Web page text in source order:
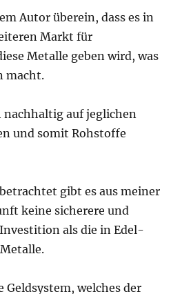
Autor überein, dass es in
Markt für
Metalle geben wird, was
macht.
nachhaltig auf jeglichen
und somit Rohstoffe
gibt es aus meiner
keine sicherere und
als die in Edel-
Geldsystem, welches der